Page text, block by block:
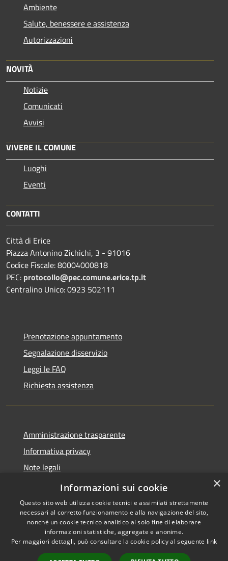
Ambiente
Salute, benessere e assistenza
Autorizzazioni
NOVITÀ
Notizie
Comunicati
Avvisi
VIVERE IL COMUNE
Luoghi
Eventi
CONTATTI
Città di Erice
Piazza Antonino Zichichi, 3 - 91016
Codice Fiscale: 80004000818
PEC: protocollo@pec.comune.erice.tp.it
Centralino Unico: 0923 502111
Prenotazione appuntamento
Segnalazione disservizio
Leggi le FAQ
Richiesta assistenza
Amministrazione trasparente
Informativa privacy
Note legali
Dichiarazione di accessibilità
Accessibilità
Copyright © 2026 • Città di
Erice • Powered by
×
Informazioni sui cookie
Questo sito web utilizza cookie tecnici e assimilati strettamente
necessari al corretto funzionamento e alla navigazione del sito,
nonché un cookie tecnico analitico al solo fine di elaborare
informazioni statistiche, aggregate e anonime.
Per maggiori dettagli, può consultare la cookie policy al seguente link